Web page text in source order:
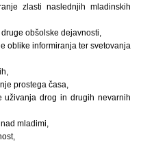
zlasti naslednjih mladinskih
obšolske dejavnosti,
oblike informiranja ter svetovanja
prostega časa,
uživanja drog in drugih nevarnih
mladimi,